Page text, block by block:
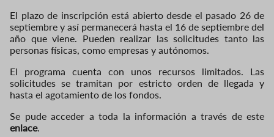
El plazo de inscripción está abierto desde el pasado 26 de
septiembre y así permanecerá hasta el 16 de septiembre del
año que viene. Pueden realizar las solicitudes tanto las
personas físicas, como empresas y autónomos.
El programa cuenta con unos recursos limitados. Las
solicitudes se tramitan por estricto orden de llegada y
hasta el agotamiento de los fondos.
Se pude acceder a toda la información a través de este
enlace.